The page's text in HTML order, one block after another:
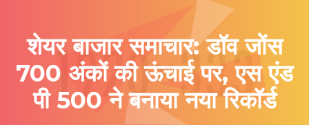
शेयर बाजार समाचार: डॉव जोंस
700 अंकों की ऊंचाई पर, एस एंड
पी 500 ने बनाया नया रिकॉर्ड